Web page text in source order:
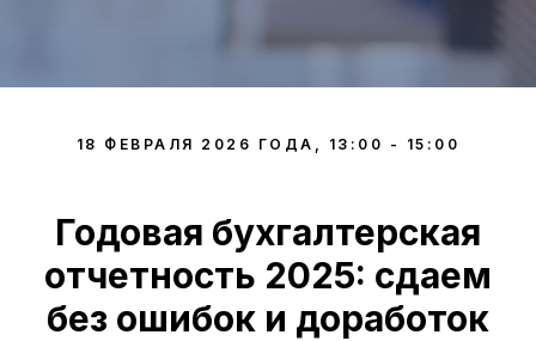
18 ФЕВРАЛЯ 2026 ГОДА, 13:00 - 15:00
Годовая бухгалтерская
отчетность 2025: сдаем
без ошибок и доработок